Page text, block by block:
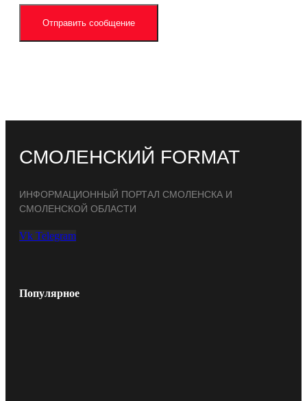
Отправить сообщение
СМОЛЕНСКИЙ FORMAT
ИНФОРМАЦИОННЫЙ ПОРТАЛ СМОЛЕНСКА И
СМОЛЕНСКОЙ ОБЛАСТИ
Vk Telegram
Популярное